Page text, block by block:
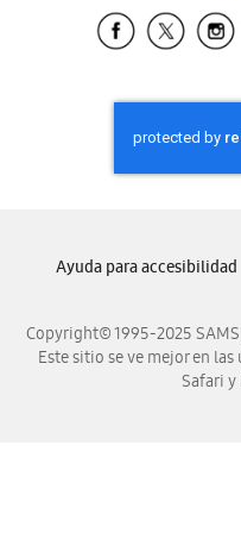
Copyright© 1995-2025
Este sitio se ve mejor en
Safari
Ayuda para accesibilidad